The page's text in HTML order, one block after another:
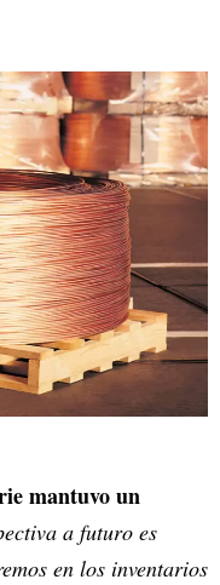
mantuvo un
a futuro es
en los inventarios